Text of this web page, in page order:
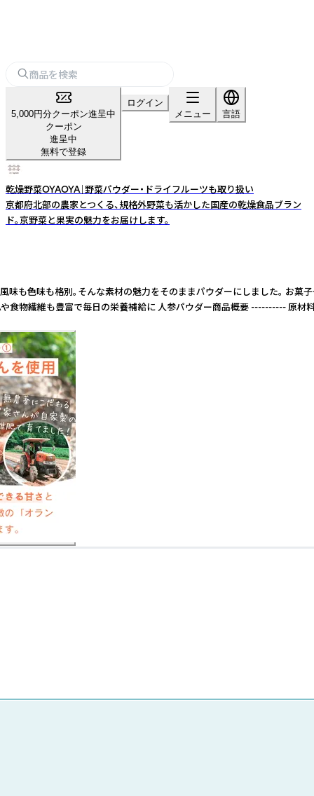
5,000円分クーポン進呈中
クーポン
進呈中
無料で登録
ログイン
メニュー
言語
乾燥野菜OYAOYA｜野菜パウダー・ドライフルーツも取り扱い
京都府北部の農家とつくる、規格外野菜も活かした国産の乾燥食品ブラン
ド。京野菜と果実の魅力をお届けします。
色味も格別。そんな素材の魅力をそのままパウダーにしました。
繊維も豊富で毎日の栄養補給に 人参パウダー商品概要 ---------- 原